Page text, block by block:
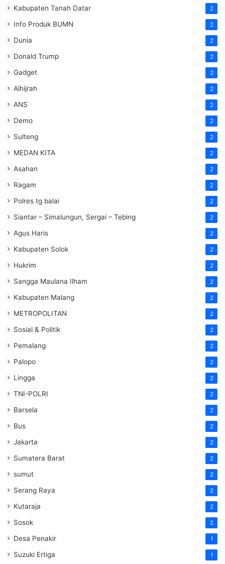
Kabupaten Tanah Datar 2
Info Produk BUMN 2
Dunia 2
Donald Trump 2
Gadget 2
Alhijrah 2
ANS 2
Demo 2
Sulteng 2
MEDAN KITA 2
Asahan 2
Ragam 2
Polres tg balai 2
Siantar – Simalungun, Sergai – Tebing 2
Agus Haris 2
Kabupaten Solok 2
Hukrim 2
Sangga Maulana Ilham 2
Kabupaten Malang 2
METROPOLITAN 2
Sosial & Politik 2
Pemalang 2
Palopo 2
Lingga 2
TNI-POLRI 2
Barsela 2
Bus 2
Jakarta 2
Sumatera Barat 2
sumut 2
Serang Raya 2
Kutaraja 2
Sosok 2
Desa Penakir 1
Suzuki Ertiga 1